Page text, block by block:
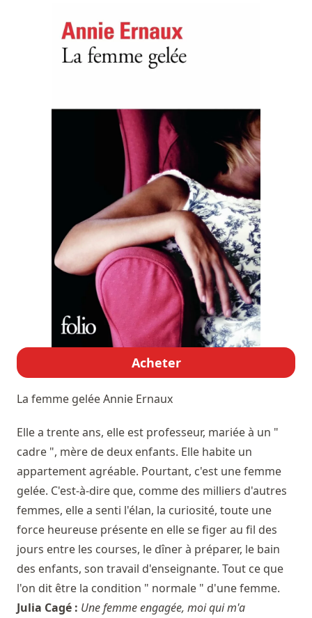
Acheter
La femme geléeAnnie Ernaux
Elle a trente ans, elle est professeur, mariée à un "
cadre ", mère de deux enfants. Elle habite un
appartement agréable. Pourtant, c'est une femme
gelée. C'est-à-dire que, comme des milliers d'autres
femmes, elle a senti l'élan, la curiosité, toute une
force heureuse présente en elle se figer au fil des
jours entre les courses, le dîner à préparer, le bain
des enfants, son travail d'enseignante. Tout ce que
l'on dit être la condition " normale " d'une femme.
Julia Cagé : Une femme engagée, moi qui m'a